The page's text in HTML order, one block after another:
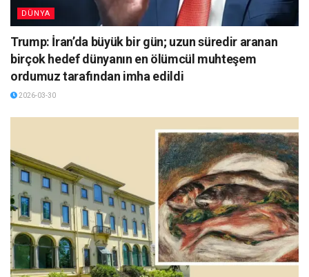
DÜNYA
Trump: İran’da büyük bir gün; uzun süredir aranan
birçok hedef dünyanın en ölümcül muhteşem
ordumuz tarafından imha edildi
2026-03-30